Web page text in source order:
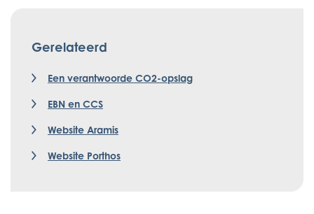
Gerelateerd
Een verantwoorde CO2-opslag
EBN en CCS
Website Aramis
Website Porthos